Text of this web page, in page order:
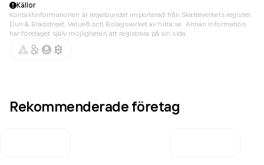
Källor
Kontaktinformationen är regelbundet importerad från Skatteverkets register,
Dun & Bradstreet, Value8 och Bolagsverket av hitta.se. Annan information
har företaget själv möjligheten att registrera på sin sida.
Rekommenderade företag